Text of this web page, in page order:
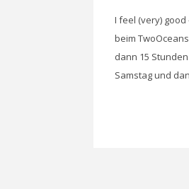
I feel (very)
beim
dann 15
Samstag und